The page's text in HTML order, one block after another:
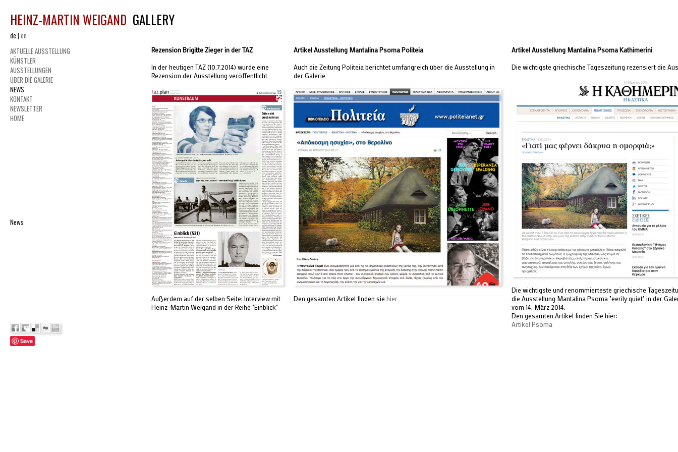
HEINZ-MARTIN WEIGAND GALLERY
de |en
AKTUELLE AUSSTELLUNG
KÜNSTLER
AUSSTELLUNGEN
ÜBER DIE GALERIE
NEWS
KONTAKT
NEWSLETTER
HOME
News
Save
Rezension Brigitte Zieger in der TAZ
In der heutigen TAZ (10.7.2014) wurde eine
Rezension der Ausstellung veröffentlicht.
Außerdem auf der selben Seite: Interview mit
Heinz-Martin Weigand in der Reihe "Einblick"
Artikel Ausstellung Mantalina Psoma Politeia
Auch die Zeitung Politeia berichtet umfangreich über die Ausstellung in
der Galerie
Den gesamten Artikel finden sie hier.
Artikel Ausstellung Mantalina Psoma Kathimerini
Die wichtigste griechische Tageszeitung rezensiert die
Die wichtigste und renommierteste griechische
die Ausstellung Mantalina Psoma "eerily quiet" in der
vom 14. März 2014.
Den gesamten Artikel finden Sie hier:
Artikel Psoma